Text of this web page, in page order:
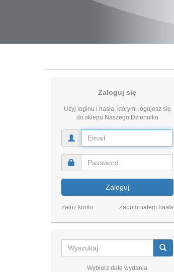
Zaloguj się
Użyj loginu i hasła, którymi logujesz się
do sklepu Naszego Dziennika
Zaloguj
Załóż konto Zapomniałem hasła
Wybierz datę wydania